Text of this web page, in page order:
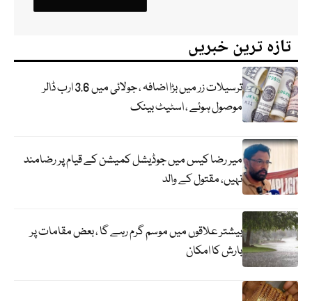
تازہ ترین خبریں
ترسیلات زر میں بڑا اضافہ ، جولائی میں 3.6 ارب ڈالر
موصول ہوئے ، اسٹیٹ بینک
میر رضا کیس میں جوڈیشل کمیشن کے قیام پر رضامند
نہیں، مقتول کے والد
بیشتر علاقوں میں موسم گرم رہے گا ، بعض مقامات پر
بارش کا امکان